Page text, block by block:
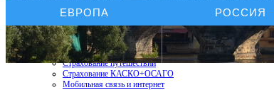
Бронирование отелей
Бронирование автомобиля
Бронирование экскурсий
Страхование путешествий
Страхование КАСКО+ОСАГО
Мобильная связь и интернет
ЕВРОПА РОССИЯ